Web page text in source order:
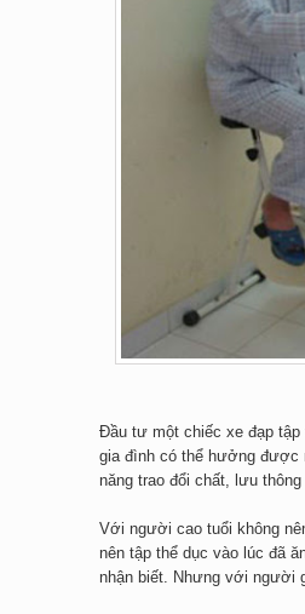
Đầu tư một chiếc xe đạp tập
gia đình có thể hưởng được
năng trao đổi chất, lưu
Với người cao tuổi không
nên tập thể dục vào lúc đã
nhận biết. Nhưng với người